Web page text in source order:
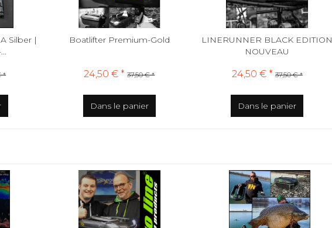
Silber |
*
Boatlifter Premium-Gold
24,50 € * 37,50 € *
Dans le panier
LINERUNNER BLACK EDITION
NOUVEAU
24,50 € * 37,50 € *
Dans le panier